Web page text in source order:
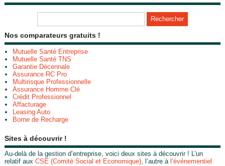
Nos comparateurs gratuits !
Mutuelle Santé Entreprise
Mutuelle Santé TNS
Garantie Décennale
Assurance RC Pro
Multirisque Professionnelle
Assurance Homme Clé
Crédit Professionnel
Affacturage
Leasing Auto
Borne de Recharge
Sites à découvrir !
Au-delà de la gestion d’entreprise, voici deux sites à découvrir ! L’un
relatif aux CSE (Comité Social et Economique), l’autre à l’événementiel